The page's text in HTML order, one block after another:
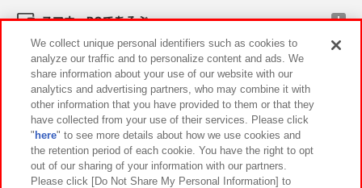
スマホ・PCであそぶ
イベント・キャンペーン
関連会社 サステナビリティ サイトポリシー
プライバシーポリシー ウェブアクセシビリティ方針と検証結果
We collect unique personal identifiers such as cookies to
analyze our traffic and to personalize content and ads. We
share information about your use of our website with our
analytics and advertising partners, who may combine it with
other information that you have provided to them or that they
have collected from your use of their services. Please click
" here" to see more details about how we use cookies and
the retention period of each cookie. You have the right to opt
out of our sharing of your information with our partners.
Please click [Do Not Share My Personal Information] to